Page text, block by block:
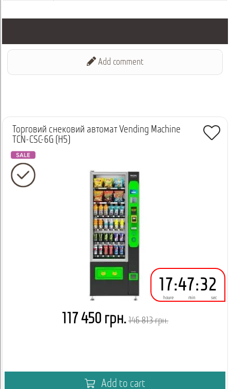
Add comment
Торговий снековий автомат Vending Machine
TCN-CSC-6G (H5)
17
houre
:47
min
:32
sec
117 450 грн. 146 813 грн.
Add to cart